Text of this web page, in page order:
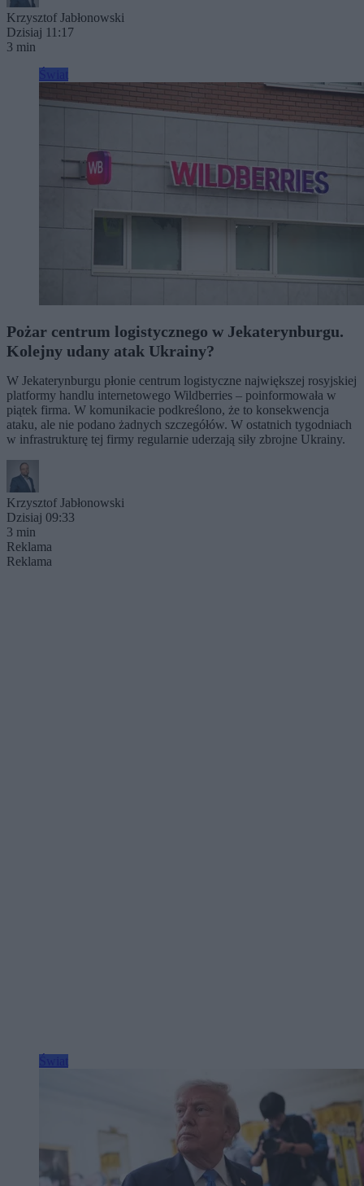
Krzysztof Jabłonowski
Dzisiaj 11:17
3 min
Pożar centrum logistycznego w Jekaterynburgu.
Kolejny udany atak Ukrainy?
W Jekaterynburgu płonie centrum logistyczne największej rosyjskiej
platformy handlu internetowego Wildberries – poinformowała w
piątek firma. W komunikacie podkreślono, że to konsekwencja
ataku, ale nie podano żadnych szczegółów. W ostatnich tygodniach
w infrastrukturę tej firmy regularnie uderzają siły zbrojne Ukrainy.
Krzysztof Jabłonowski
Dzisiaj 09:33
3 min
Reklama
Reklama